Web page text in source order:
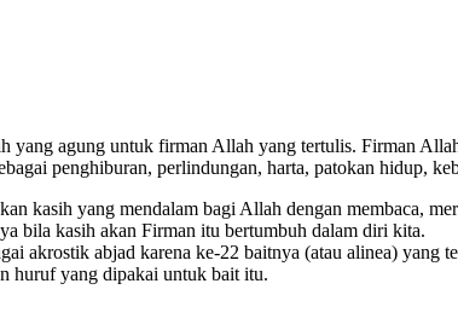
yang agung untuk firman Allah yang tertulis. Firman
penghiburan, perlindungan, harta, patokan hidup,
kasih yang mendalam bagi Allah dengan membaca,
bila kasih akan Firman itu bertumbuh dalam diri kita.
akrostik abjad karena ke-22 baitnya (atau alinea)
huruf yang dipakai untuk bait itu.